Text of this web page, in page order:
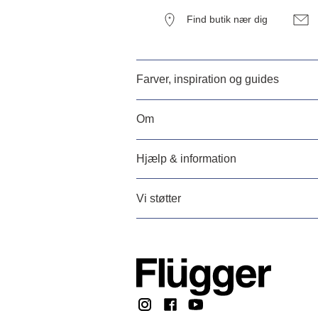
Find butik nær dig
Farver, inspiration og guides
Om
Hjælp & information
Vi støtter